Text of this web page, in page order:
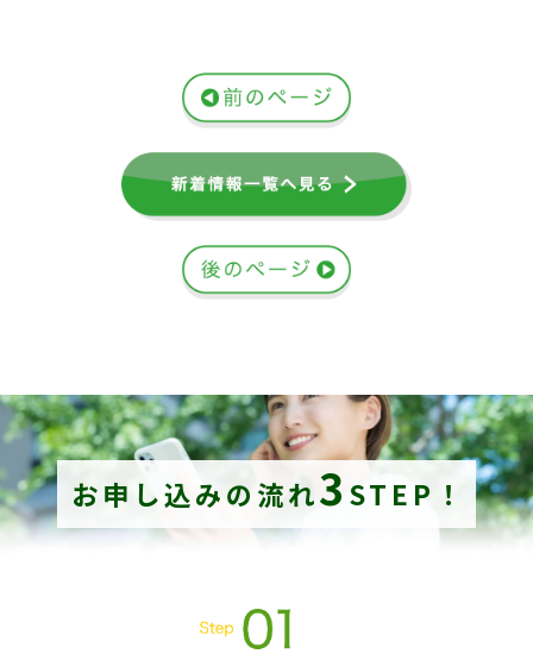
お申し込みの流れ3 STEP！